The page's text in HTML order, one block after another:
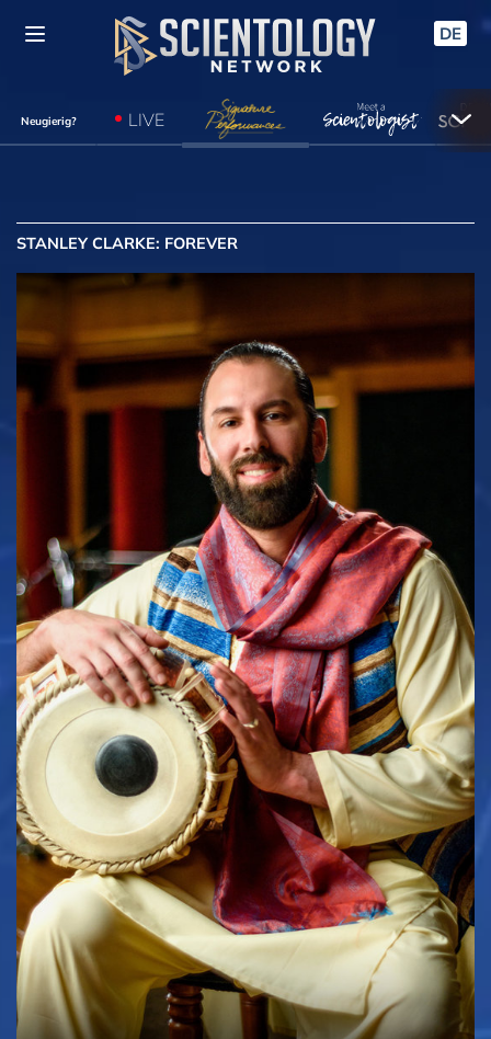
DE
Neugierig? LIVE
STANLEY CLARKE: FOREVER